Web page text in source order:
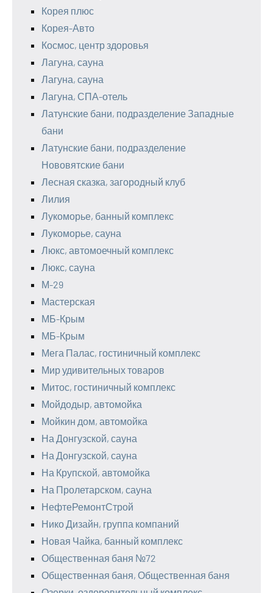
Корея плюс
Корея-Авто
Космос, центр здоровья
Лагуна, сауна
Лагуна, сауна
Лагуна, СПА-отель
Латунские бани, подразделение Западные
бани
Латунские бани, подразделение
Нововятские бани
Лесная сказка, загородный клуб
Лилия
Лукоморье, банный комплекс
Лукоморье, сауна
Люкс, автомоечный комплекс
Люкс, сауна
М-29
Мастерская
МБ-Крым
МБ-Крым
Мега Палас, гостиничный комплекс
Мир удивительных товаров
Митос, гостиничный комплекс
Мойдодыр, автомойка
Мойкин дом, автомойка
На Донгузской, сауна
На Донгузской, сауна
На Крупской, автомойка
На Пролетарском, сауна
НефтеРемонтСтрой
Нико Дизайн, группа компаний
Новая Чайка, банный комплекс
Общественная баня №72
Общественная баня, Общественная баня